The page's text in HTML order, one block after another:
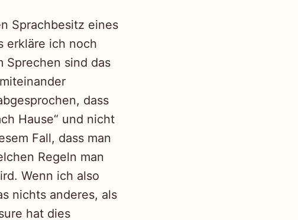
Sprachbesitz eines
erkläre ich noch
Sprechen sind das
dass
Hause“ und nicht
Fall, dass man
Regeln man
Wenn ich also
nichts anderes, als
hat dies